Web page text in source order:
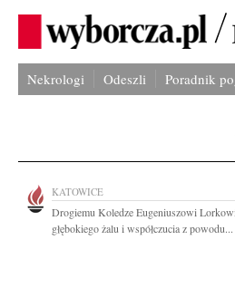
Nekrologi Odeszli Poradnik
KATOWICE
Drogiemu Koledze Eugeniuszowi
głębokiego żalu i współczucia z powodu...